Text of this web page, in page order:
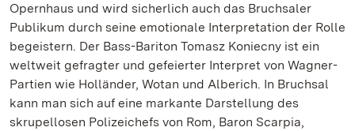
Opernhaus und wird sicherlich auch das Bruchsaler
Publikum durch seine emotionale Interpretation der Rolle
begeistern. Der Bass-Bariton Tomasz Koniecny ist ein
weltweit gefragter und gefeierter Interpret von Wagner-
Partien wie Holländer, Wotan und Alberich. In Bruchsal
kann man sich auf eine markante Darstellung des
skrupellosen Polizeichefs von Rom, Baron Scarpia,